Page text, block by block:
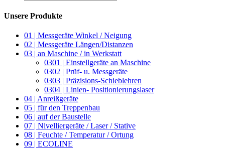
Unsere Produkte
01 | Messgeräte Winkel / Neigung
02 | Messgeräte Längen/Distanzen
03 | an Maschine / in Werkstatt
0301 | Einstellgeräte an Maschine
0302 | Prüf- u. Messgeräte
0303 | Präzisions-Schieblehren
0304 | Linien- Positionierungslaser
04 | Anreißgeräte
05 | für den Treppenbau
06 | auf der Baustelle
07 | Nivelliergeräte / Laser / Stative
08 | Feuchte / Temperatur / Ortung
09 | ECOLINE